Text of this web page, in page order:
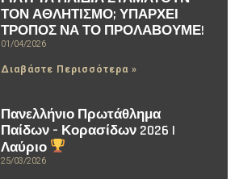
ΤΟΝ ΑΘΛΗΤΙΣΜΟ; ΥΠΑΡΧΕΙ
ΤΡΟΠΟΣ ΝΑ ΤΟ ΠΡΟΛΑΒΟΥΜΕ!
01/04/2026
Διαβάστε Περισσότερα »
Πανελλήνιο Πρωτάθλημα
Παίδων – Κορασίδων 2026 |
Λαύριο
25/03/2026